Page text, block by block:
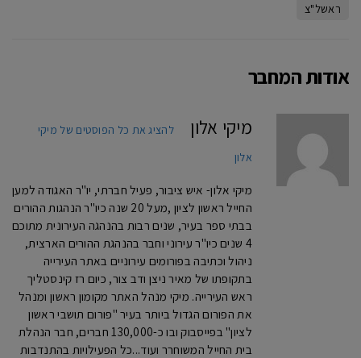
ראשל"צ
אודות המחבר
מיקי אלון
להציג את כל הפוסטים של מיקי
אלון
מיקי אלון- איש ציבור, פעיל חברתי, יו"ר האגודה למען
החייל ראשון לציון ,מעל 20 שנה כיו"ר הנהגות ההורים
בבתי ספר בעיר, שנים רבות בהנהגה העירונית מתוכם
4 שנים כיו"ר עירוני וחבר בהנהגת ההורים הארצית,
ניהול וכתיבה בפורומים עירוניים באתר העירייה
בתקופתו של מאיר ניצן ודב צור, כיום רז קינסטליך
ראש העירייה. מיקי מנהל האתר מקומון ראשון ומנהל
את הפורום הגדול ביותר בעיר "פורום תושבי ראשון
לציון" בפייסבוק ובו כ-130,000 חברים, חבר הנהלת
בית החייל המשוחרר ועוד...כל הפעילויות בהתנדבות